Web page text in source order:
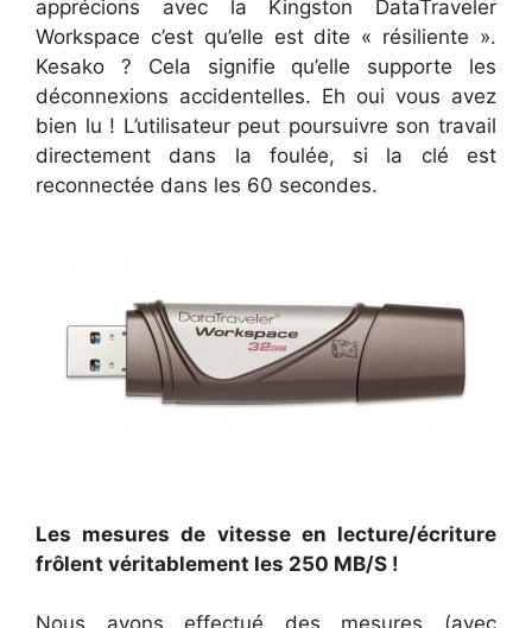
apprécions avec la Kingston DataTraveler
Workspace c’est qu’elle est dite « résiliente ».
Kesako ? Cela signifie qu’elle supporte les
déconnexions accidentelles. Eh oui vous avez
bien lu ! L’utilisateur peut poursuivre son travail
directement dans la foulée, si la clé est
reconnectée dans les 60 secondes.
Les mesures de vitesse en lecture/écriture
frôlent véritablement les 250 MB/S !